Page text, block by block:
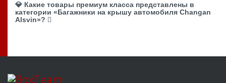
💎 Какие товары премиум класса представлены в
категории «Багажники на крышу автомобиля Changan
Alsvin»?